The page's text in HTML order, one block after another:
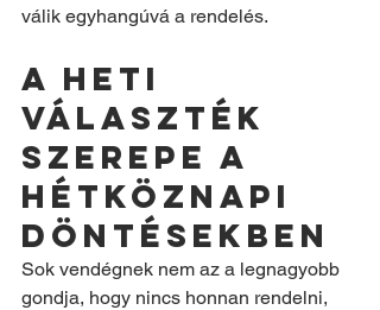
válik egyhangúvá a rendelés.
A heti
választék
szerepe a
hétköznapi
döntésekben
Sok vendégnek nem az a legnagyobb
gondja, hogy nincs honnan rendelni,